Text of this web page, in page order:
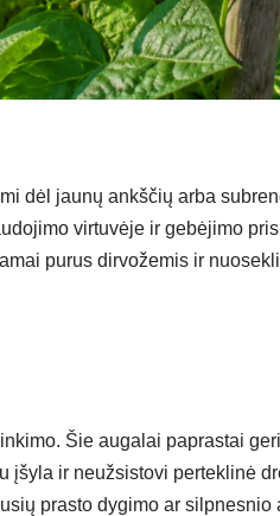
dėl jaunų ankščių arba
virtuvėje ir gebėjimo
purus dirvožemis ir
Šie augalai paprastai
ir neužsistovi perteklinė
prasto dygimo ar silpnesnio